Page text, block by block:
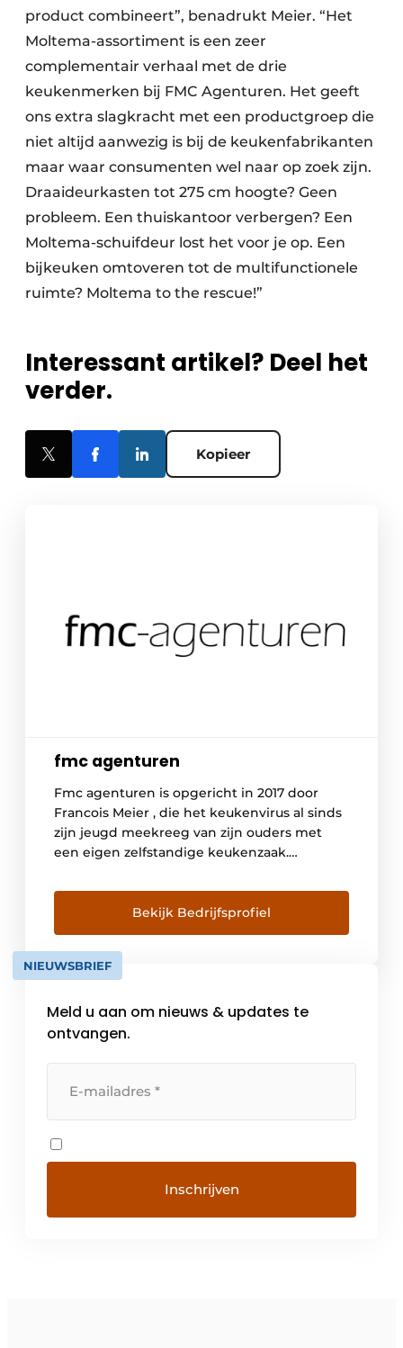
product combineert”, benadrukt Meier. “Het
Moltema-assortiment is een zeer
complementair verhaal met de drie
keukenmerken bij FMC Agenturen. Het geeft
ons extra slagkracht met een productgroep die
niet altijd aanwezig is bij de keukenfabrikanten
maar waar consumenten wel naar op zoek zijn.
Draaideurkasten tot 275 cm hoogte? Geen
probleem. Een thuiskantoor verbergen? Een
Moltema-schuifdeur lost het voor je op. Een
bijkeuken omtoveren tot de multifunctionele
ruimte? Moltema to the rescue!”
Interessant artikel? Deel het
verder.
Kopieer
fmc agenturen
Fmc agenturen is opgericht in 2017 door
Francois Meier , die het keukenvirus al sinds
zijn jeugd meekreeg van zijn ouders met
een eigen zelfstandige keukenzaak.
waters doorzwommen van magazijnier tot
plaatsing , transport en verkoop aan
particulieren van keukens en toestellen. Ook
projectmatig is er […]
Bekijk Bedrijfsprofiel
NIEUWSBRIEF
Meld u aan om nieuws & updates te
ontvangen.